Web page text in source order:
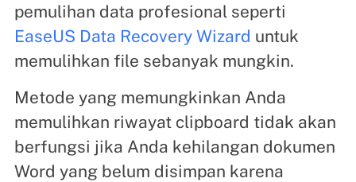
pemulihan data profesional seperti
EaseUS Data Recovery Wizard untuk
memulihkan file sebanyak mungkin.
Metode yang memungkinkan Anda
memulihkan riwayat clipboard tidak akan
berfungsi jika Anda kehilangan dokumen
Word yang belum disimpan karena